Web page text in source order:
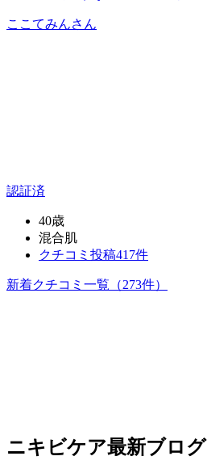
ここてみんさん
認証済
40歳
混合肌
クチコミ投稿417件
新着クチコミ一覧 （273件）
ニキビケア最新ブログ